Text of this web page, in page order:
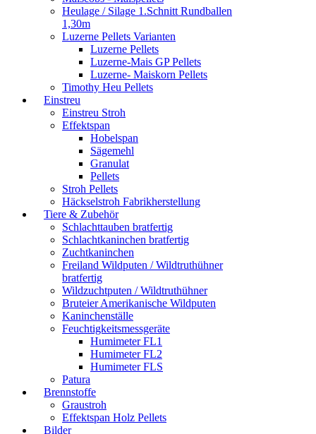
Heulage / Silage 1.Schnitt Rundballen
1,30m
Luzerne Pellets Varianten
Luzerne Pellets
Luzerne-Mais GP Pellets
Luzerne- Maiskorn Pellets
Timothy Heu Pellets
Einstreu
Einstreu Stroh
Effektspan
Hobelspan
Sägemehl
Granulat
Pellets
Stroh Pellets
Häckselstroh Fabrikherstellung
Tiere & Zubehör
Schlachttauben bratfertig
Schlachtkaninchen bratfertig
Zuchtkaninchen
Freiland Wildputen / Wildtruthühner
bratfertig
Wildzuchtputen / Wildtruthühner
Bruteier Amerikanische Wildputen
Kaninchenställe
Feuchtigkeitsmessgeräte
Humimeter FL1
Humimeter FL2
Humimeter FLS
Patura
Brennstoffe
Graustroh
Effektspan Holz Pellets
Bilder